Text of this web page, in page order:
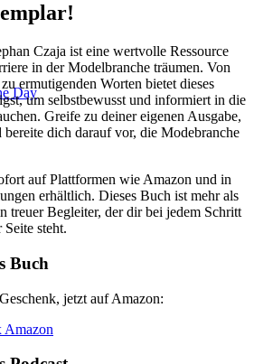
Day
Czaja ist eine wertvolle Ressource
in der Modelbranche träumen. Von
ermutigenden Worten bietet dieses
um selbstbewusst und informiert in die
Greife zu deiner eigenen Ausgabe,
dich darauf vor, die Modebranche
auf Plattformen wie Amazon und in
erhältlich. Dieses Buch ist mehr als
treuer Begleiter, der dir bei jedem Schritt
steht.
Buch
jetzt auf Amazon:
Amazon